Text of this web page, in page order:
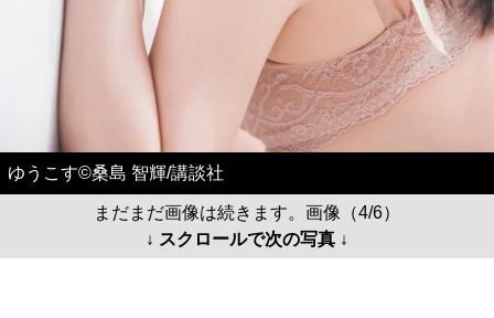
ゆうこす©桑島 智輝/講談社
まだまだ画像は続きます。画像（4/6）
↓ スクロールで次の写真 ↓